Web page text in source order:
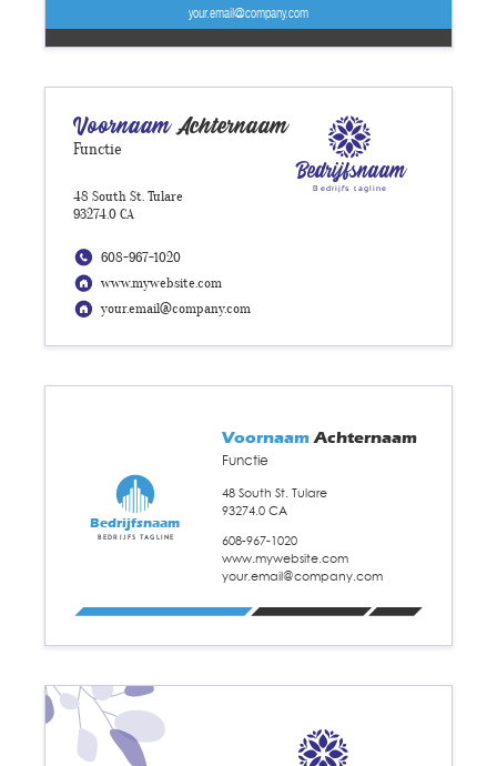
your.email@company.com
your.email@company.com
608-967-1020
www.mywebsite.com
48 South St. Tulare
93274.0 CA
Functie
VoornaamAchternaam
Bedrijfsnaam
Bedrijfs tagline
your.email@company.com
608-967-1020
www.mywebsite.com
Functie
48 South St. Tulare
93274.0 CA
VoornaamAchternaam
Bedrijfsnaam
Bedrijfs tagline